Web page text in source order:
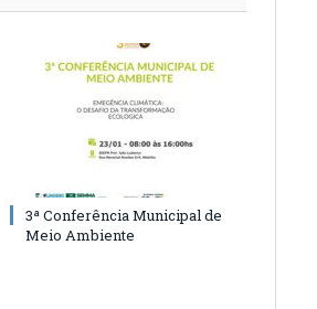
3ª Conferência Municipal de
Meio Ambiente